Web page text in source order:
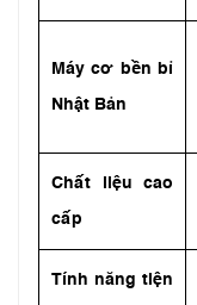
Máy cơ bền bỉ
Nhật Bản
Chất liệu cao
cấp
Tính năng tiện